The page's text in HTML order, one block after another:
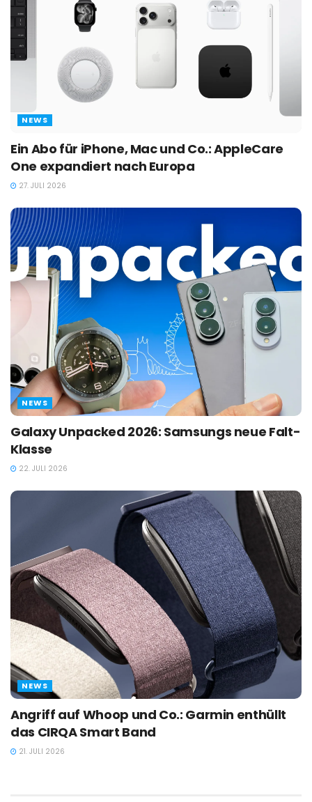
NEWS
Ein Abo für iPhone, Mac und Co.: AppleCare
One expandiert nach Europa
27. JULI 2026
NEWS
Galaxy Unpacked 2026: Samsungs neue Falt-
Klasse
22. JULI 2026
NEWS
Angriff auf Whoop und Co.: Garmin enthüllt
das CIRQA Smart Band
21. JULI 2026